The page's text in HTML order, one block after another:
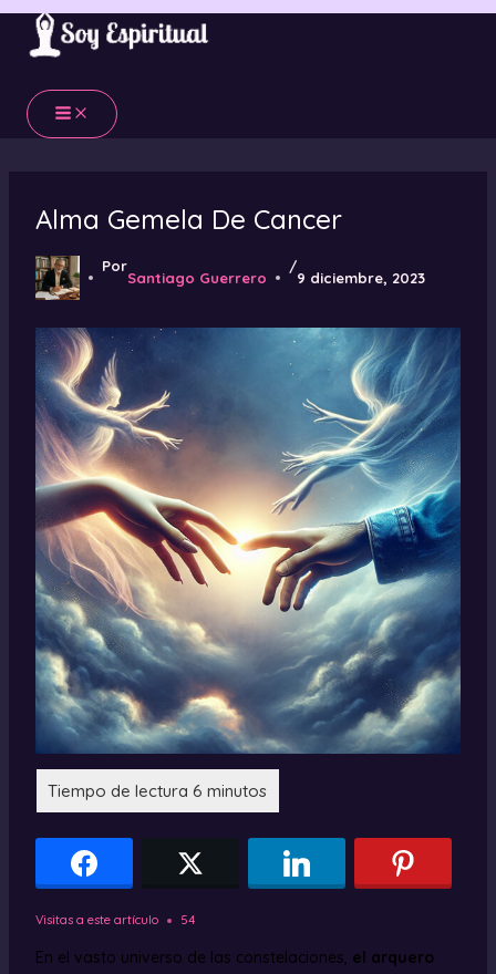
Ir
contenido
Alma Gemela De Cancer
Por
Santiago Guerrero
/
9 diciembre, 2023
Visitas a este artículo 54
En el vasto universo de las constelaciones, el arquero